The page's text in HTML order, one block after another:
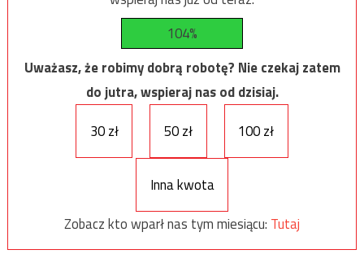
104%
Uważasz, że robimy dobrą robotę? Nie czekaj zatem
do jutra, wspieraj nas od dzisiaj.
30 zł
50 zł 100 zł
Inna kwota
Zobacz kto wparł nas tym miesiącu: Tutaj